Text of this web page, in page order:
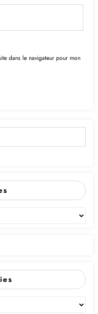
dans le navigateur pour mon